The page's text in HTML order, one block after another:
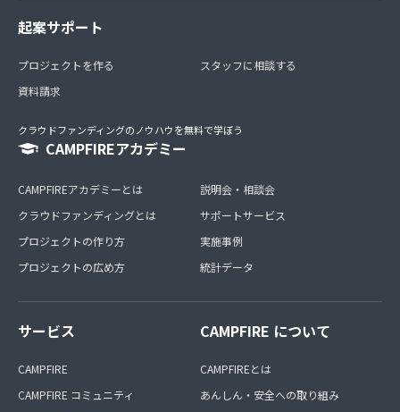
起案サポート
プロジェクトを作る
資料請求
スタッフに相談する
クラウドファンディングのノウハウを無料で学ぼう
CAMPFIREアカデミー
CAMPFIREアカデミーとは
クラウドファンディングとは
プロジェクトの作り方
プロジェクトの広め方
説明会・相談会
サポートサービス
実施事例
統計データ
サービス
CAMPFIRE
CAMPFIRE コミュニティ
CAMPFIRE について
CAMPFIREとは
あんしん・安全への取り組み